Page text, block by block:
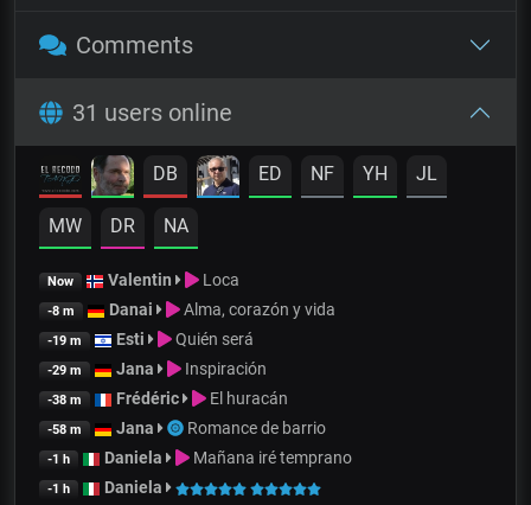
Comments
31 users online
DB ED NF YH JL
MW DR NA
Now Valentin Loca
-8 m Danai Alma, corazón y vida
-19 m Esti Quién será
-29 m Jana Inspiración
-38 m Frédéric El huracán
-58 m Jana Romance de barrio
-1 h Daniela Mañana iré temprano
-1 h Daniela